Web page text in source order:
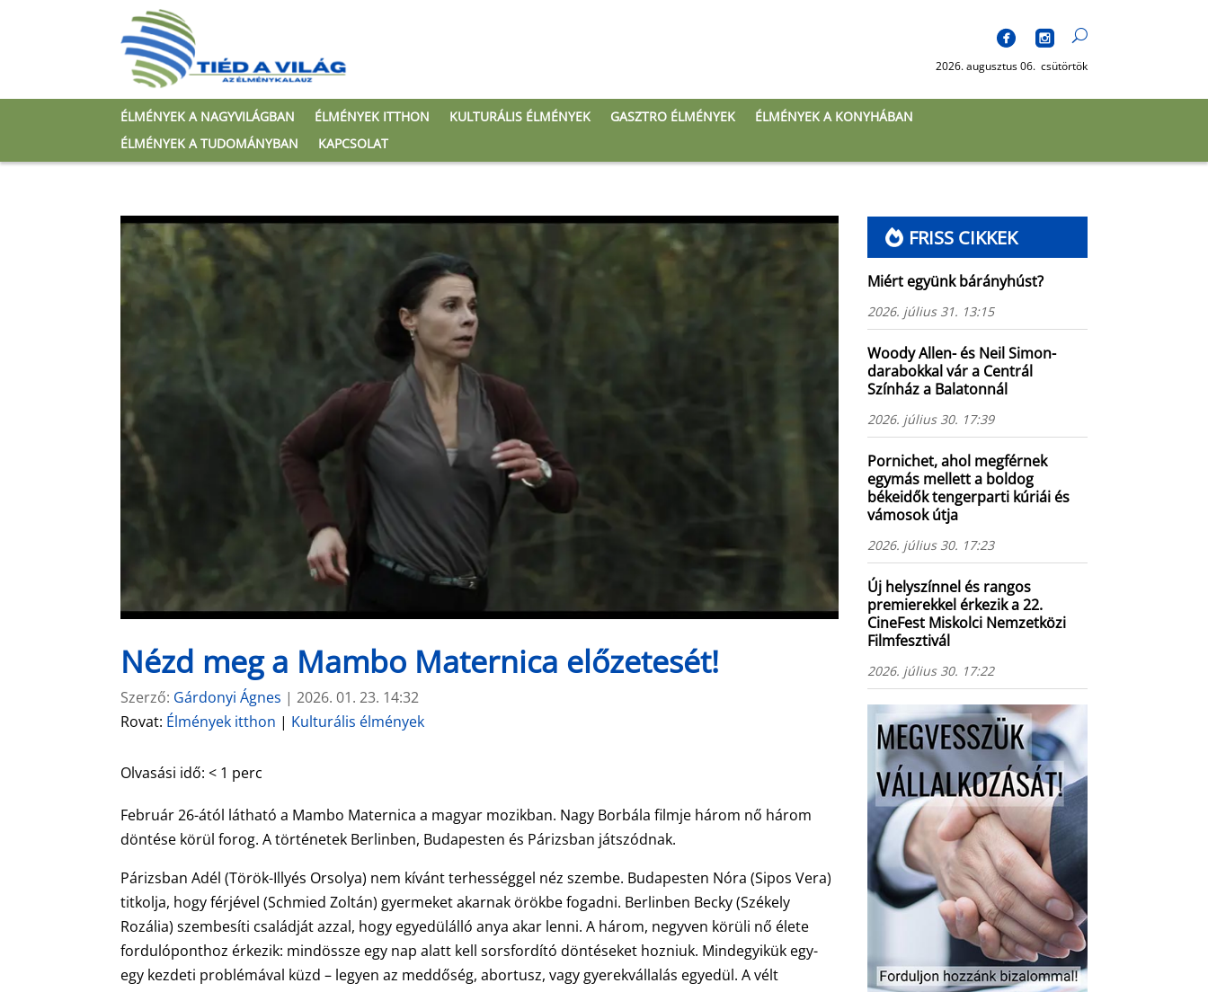
2026. augusztus 06. csütörtök
ÉLMÉNYEK A NAGYVILÁGBAN ÉLMÉNYEK ITTHON KULTURÁLIS ÉLMÉNYEK GASZTRO ÉLMÉNYEK
ÉLMÉNYEK A KONYHÁBAN
ÉLMÉNYEK A TUDOMÁNYBAN
KAPCSOLAT
Nézd meg a Mambo Maternica előzetesét!
Szerző: Gárdonyi Ágnes |2026. 01. 23. 14:32
Rovat: Élmények itthon | Kulturális élmények
Olvasási idő:< 1 perc
Február 26-ától látható a Mambo Maternica a magyar mozikban. Nagy Borbála filmje három nő három
döntése körül forog. A történetek Berlinben, Budapesten és Párizsban játszódnak.
Párizsban Adél (Török-Illyés Orsolya) nem kívánt terhességgel néz szembe. Budapesten Nóra (Sipos Vera)
titkolja, hogy férjével (Schmied Zoltán) gyermeket akarnak örökbe fogadni. Berlinben Becky (Székely
Rozália) szembesíti családját azzal, hogy egyedülálló anya akar lenni. A három, negyven körüli nő élete
fordulóponthoz érkezik: mindössze egy nap alatt kell sorsfordító döntéseket hozniuk. Mindegyikük egy-
egy kezdeti problémával küzd – legyen az meddőség, abortusz, vagy gyerekvállalás egyedül. A vélt
FRISS CIKKEK
Miért együnk bárányhúst?
2026. július 31. 13:15
Woody Allen- és Neil Simon-
darabokkal vár a Centrál
Színház a Balatonnál
2026. július 30. 17:39
Pornichet, ahol megférnek
egymás mellett a boldog
békeidők tengerparti kúriái és
vámosok útja
2026. július 30. 17:23
Új helyszínnel és rangos
premierekkel érkezik a 22.
CineFest Miskolci Nemzetközi
Filmfesztivál
2026. július 30. 17:22